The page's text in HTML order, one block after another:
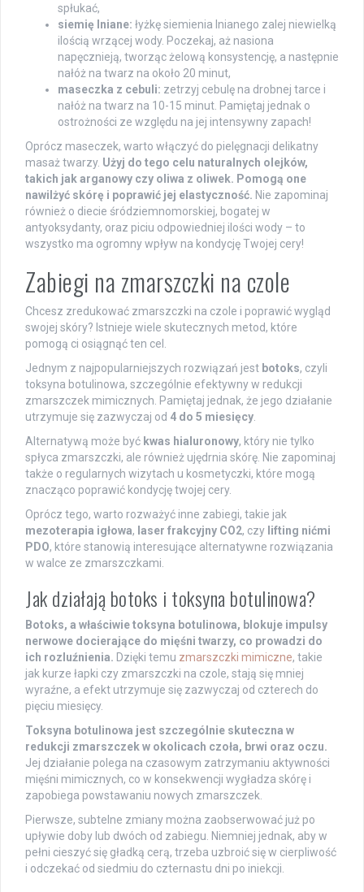
spłukać,
siemię lniane: łyżkę siemienia lnianego zalej niewielką
ilością wrzącej wody. Poczekaj, aż nasiona
napęcznieją, tworząc żelową konsystencję, a następnie
nałóż na twarz na około 20 minut,
maseczka z cebuli: zetrzyj cebulę na drobnej tarce i
nałóż na twarz na 10-15 minut. Pamiętaj jednak o
ostrożności ze względu na jej intensywny zapach!
Oprócz maseczek, warto włączyć do pielęgnacji delikatny
masaż twarzy. Użyj do tego celu naturalnych olejków,
takich jak arganowy czy oliwa z oliwek. Pomogą one
nawilżyć skórę i poprawić jej elastyczność. Nie zapominaj
również o diecie śródziemnomorskiej, bogatej w
antyoksydanty, oraz piciu odpowiedniej ilości wody – to
wszystko ma ogromny wpływ na kondycję Twojej cery!
Zabiegi na zmarszczki na czole
Chcesz zredukować zmarszczki na czole i poprawić wygląd
swojej skóry? Istnieje wiele skutecznych metod, które
pomogą ci osiągnąć ten cel.
Jednym z najpopularniejszych rozwiązań jest botoks, czyli
toksyna botulinowa, szczególnie efektywny w redukcji
zmarszczek mimicznych. Pamiętaj jednak, że jego działanie
utrzymuje się zazwyczaj od 4 do 5 miesięcy
Alternatywą może być kwas hialuronowy, który nie tylko
spłyca zmarszczki, ale również ujędrnia skórę. Nie zapominaj
także o regularnych wizytach u kosmetyczki, które mogą
znacząco poprawić kondycję twojej cery.
Oprócz tego, warto rozważyć inne zabiegi, takie jak
mezoterapia igłowa, laser frakcyjny CO2, czy lifting nićmi
PDO, które stanowią interesujące alternatywne rozwiązania
w walce ze zmarszczkami.
Jak działają botoks i toksyna botulinowa?
Botoks, a właściwie toksyna botulinowa, blokuje impulsy
nerwowe docierające do mięśni twarzy, co prowadzi do
ich rozluźnienia. Dzięki temu zmarszczki mimiczne, takie
jak kurze łapki czy zmarszczki na czole, stają się mniej
wyraźne, a efekt utrzymuje się zazwyczaj od czterech do
pięciu miesięcy.
Toksyna botulinowa jest szczególnie skuteczna w
redukcji zmarszczek w okolicach czoła, brwi oraz oczu.
Jej działanie polega na czasowym zatrzymaniu aktywności
mięśni mimicznych, co w konsekwencji wygładza skórę i
zapobiega powstawaniu nowych zmarszczek.
Pierwsze, subtelne zmiany można zaobserwować już po
upływie doby lub dwóch od zabiegu. Niemniej jednak, aby w
pełni cieszyć się gładką cerą, trzeba uzbroić się w cierpliwość
i odczekać od siedmiu do czternastu dni po iniekcji.